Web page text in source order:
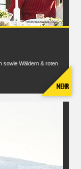
sowie Wäldern & roten
MEHR